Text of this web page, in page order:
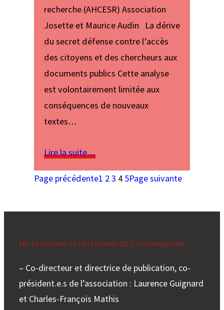
recherche (AHCESR) Association
Josette et Maurice Audin La dérive
du secret défense contre l’accès
des citoyens et des chercheurs aux
documents publics Cette analyse
est volontairement limitée aux
conséquences de nouveaux
textes…
Lire la suite…
Page précédente1 23 4 5Page suivante
Historiennes et Historiens du Contemporain
– Co-directeur et directrice de publication, co-
président.e.s de l’association : Laurence Guignard
et Charles-François Mathis